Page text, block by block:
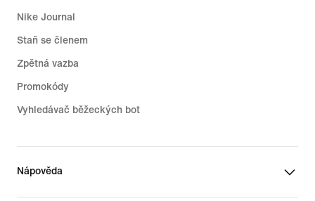
Nike Journal
Staň se členem
Zpětná vazba
Promokódy
Vyhledávač běžeckých bot
Nápověda